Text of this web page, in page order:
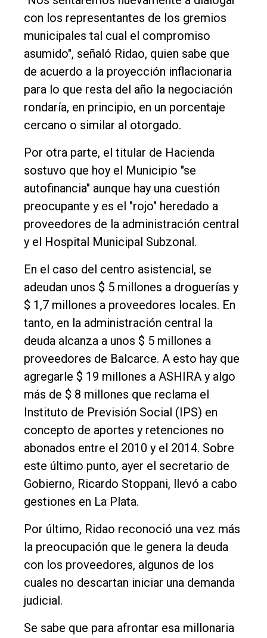
con los representantes de los gremios
municipales tal cual el compromiso
asumido", señaló Ridao, quien sabe que
de acuerdo a la proyección inflacionaria
para lo que resta del año la negociación
rondaría, en principio, en un porcentaje
cercano o similar al otorgado.
Por otra parte, el titular de Hacienda
sostuvo que hoy el Municipio "se
autofinancia" aunque hay una cuestión
preocupante y es el "rojo" heredado a
proveedores de la administración central
y el Hospital Municipal Subzonal.
En el caso del centro asistencial, se
adeudan unos $ 5 millones a droguerías y
$ 1,7 millones a proveedores locales. En
tanto, en la administración central la
deuda alcanza a unos $ 5 millones a
proveedores de Balcarce. A esto hay que
agregarle $ 19 millones a ASHIRA y algo
más de $ 8 millones que reclama el
Instituto de Previsión Social (IPS) en
concepto de aportes y retenciones no
abonados entre el 2010 y el 2014. Sobre
este último punto, ayer el secretario de
Gobierno, Ricardo Stoppani, llevó a cabo
gestiones en La Plata.
Por último, Ridao reconoció una vez más
la preocupación que le genera la deuda
con los proveedores, algunos de los
cuales no descartan iniciar una demanda
judicial.
Se sabe que para afrontar esa millonaria